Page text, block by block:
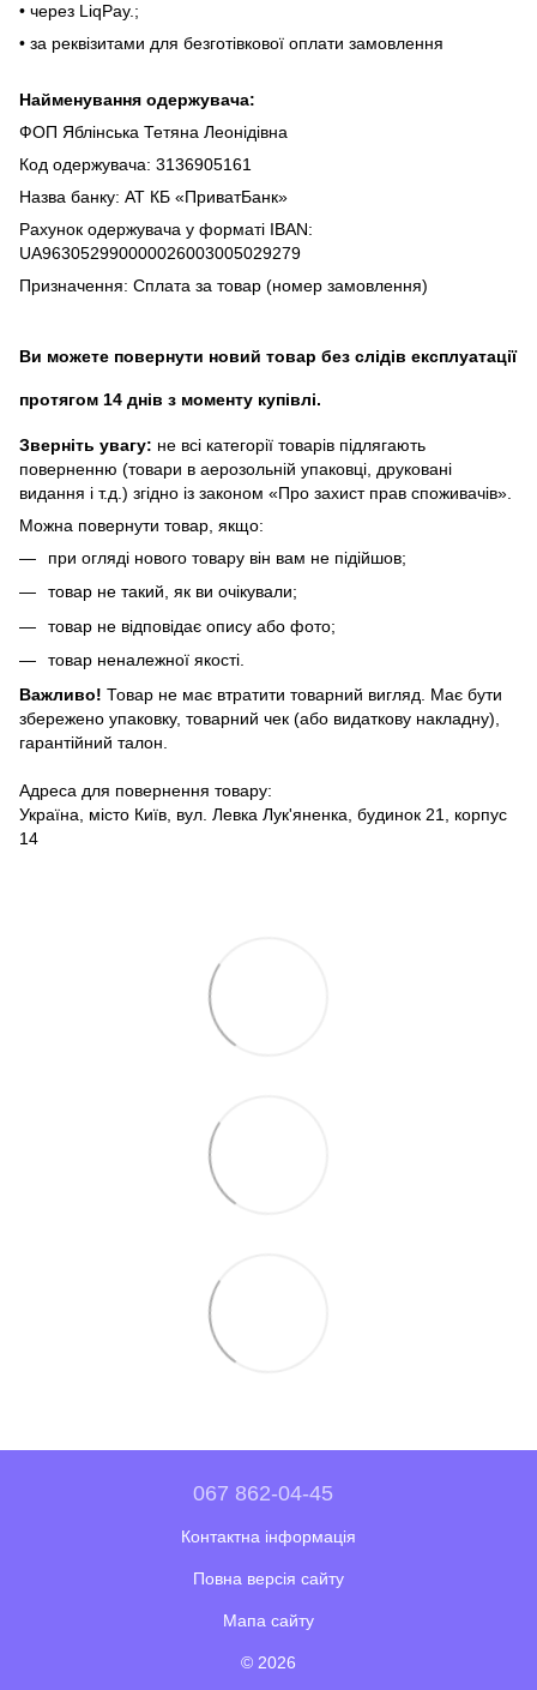
• чepeз LiqPaу.;
• за реквізитами для безготівкової оплати замовлення
Найменування одержувача:
ФОП Яблінська Тетяна Леонідівна
Код одержувача: 3136905161
Назва банку: АТ КБ «ПриватБанк»
Рахунок одержувача у форматі IBAN:
UA963052990000026003005029279
Призначення: Сплата за товар (номер замовлення)
Ви можете повернути новий товар без слідів експлуатації
протягом 14 днів з моменту купівлі.
Зверніть увагу: не всі категорії товарів підлягають
поверненню (товари в аерозольній упаковці, друковані
видання і т.д.) згідно із законом «Про захист прав споживачів».
Можна повернути товар, якщо:
при огляді нового товару він вам не підійшов;
товар не такий, як ви очікували;
товар не відповідає опису або фото;
товар неналежної якості.
Важливо! Товар не має втратити товарний вигляд. Має бути
збережено упаковку, товарний чек (або видаткову накладну),
гарантійний талон.
Адреса для повернення товару:
Україна, місто Київ, вул. Левка Лук'яненка, будинок 21, корпус
14
067 862-04-45
Контактна інформація
Повна версія сайту
Мапа сайту
© 2026